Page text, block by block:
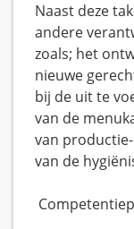
Naast deze
andere
zoals; het
nieuwe
bij de uit te
van de
van
van de